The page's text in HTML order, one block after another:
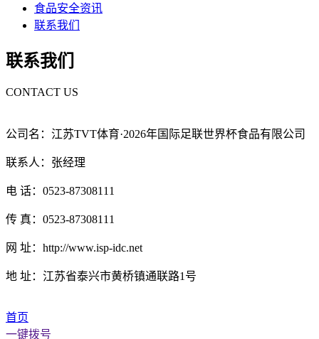
食品安全资讯
联系我们
联系我们
CONTACT US
公司名：江苏TVT体育·2026年国际足联世界杯食品有限公司
联系人：张经理
电 话：0523-87308111
传 真：0523-87308111
网 址：http://www.isp-idc.net
地 址：江苏省泰兴市黄桥镇通联路1号
首页
一键拨号